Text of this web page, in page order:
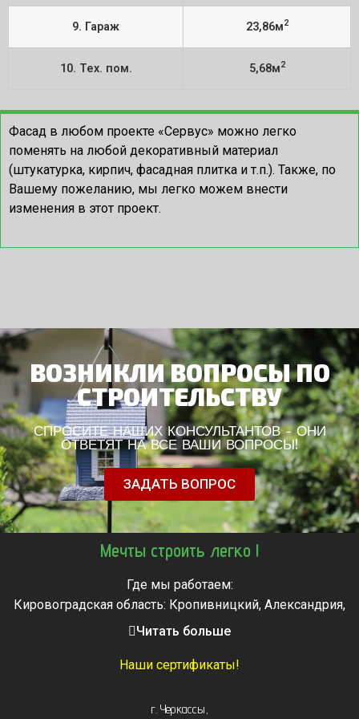
9. Гараж 23,86м2
10. Тех. пом. 5,68м2
Фасад в любом проекте «Сервус» можно легко
поменять на любой декоративный материал
(штукатурка, кирпич, фасадная плитка и т.п.). Также, по
Вашему пожеланию, мы легко можем внести
изменения в этот проект.
ВОЗНИКЛИ ВОПРОСЫ ПО
СТРОИТЕЛЬСТВУ
СПРОСИТЕ НАШИХ КОНСУЛЬТАНТОВ - ОНИ
ОТВЕТЯТ НА ВСЕ ВАШИ ВОПРОСЫ!
ЗАДАТЬ ВОПРОС
Мечты строить легко !
Где мы работаем:
Кировоградская область: Кропивницкий, Александрия,
Знаменка, Долинская, Новоархангельск, Светловодск
Звенигородка, Золотоноша, Каменка, Канев, Корсунь-
Монастырище, Смела, Тальное, Умань, Христиновка.
Читать больше
Наши сертификаты!
г. Черкассы